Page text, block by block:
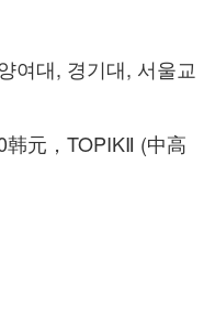
여대, 경기대, 서울교
元，TOPIKⅡ (中高